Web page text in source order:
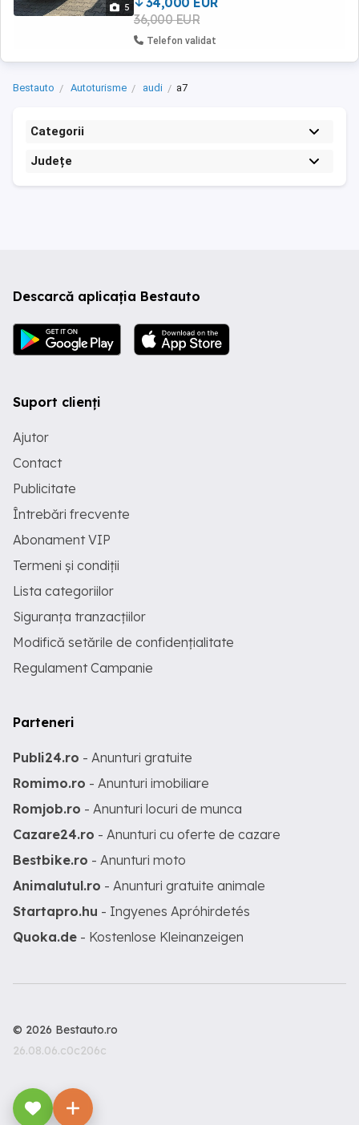
5
36,000 EUR
Telefon validat
Bestauto Autoturisme audi a7
Categorii
Județe
Descarcă aplicația Bestauto
Suport clienți
Ajutor
Contact
Publicitate
Întrebări frecvente
Abonament VIP
Termeni și condiții
Lista categoriilor
Siguranța tranzacțiilor
Modifică setările de confidențialitate
Regulament Campanie
Parteneri
Publi24.ro - Anunturi gratuite
Romimo.ro - Anunturi imobiliare
Romjob.ro - Anunturi locuri de munca
Cazare24.ro - Anunturi cu oferte de cazare
Bestbike.ro - Anunturi moto
Animalutul.ro - Anunturi gratuite animale
Startapro.hu - Ingyenes Apróhirdetés
Quoka.de - Kostenlose Kleinanzeigen
© 2026 Bestauto.ro
26.08.06.c0c206c